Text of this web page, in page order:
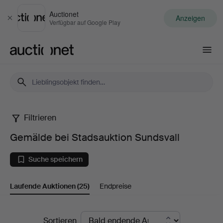
Schließen
Auctionet
Verfügbar auf Google Play Anzeigen
Gemälde
bei
Stadsauktion
Sundsvall
Filtrieren
Gemälde bei Stadsauktion Sundsvall
Suche speichern
Laufende Auktionen(25) Endpreise
LaufendeSortieren